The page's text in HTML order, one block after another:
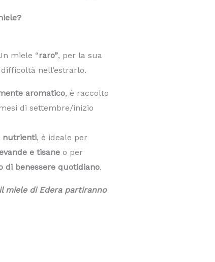
miele “raro”, per la sua
nell’estrarlo.
aromatico, è raccolto
di settembre/inizio
nutrienti, è ideale per
e tisane o per
di benessere quotidiano.
miele di Edera partiranno